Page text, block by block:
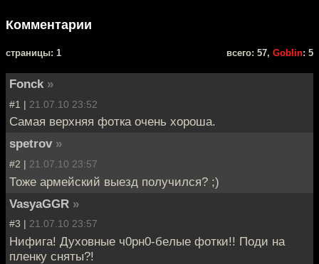
Комментарии
cтраницы: 1 всего: 57, Goblin: 5
Fonck »
#1 | 21.07.10 23:52
Самая верхняя фотка очень хороша.
spetrov »
#2 | 21.07.10 23:57
Тоже армейский выезд получился? ;)
VasyaGGR »
#3 | 21.07.10 23:57
Нифигa! Духовныe ч0рн0-бeлыe фотки!! Поди нa
плeнку сняты?!